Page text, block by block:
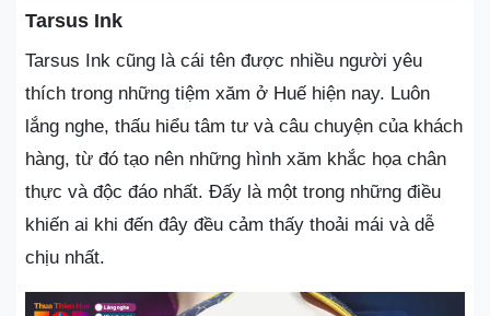
Tarsus Ink
Tarsus Ink cũng là cái tên được nhiều người yêu
thích trong những tiệm xăm ở Huế hiện nay. Luôn
lắng nghe, thấu hiểu tâm tư và câu chuyện của khách
hàng, từ đó tạo nên những hình xăm khắc họa chân
thực và độc đáo nhất. Đấy là một trong những điều
khiến ai khi đến đây đều cảm thấy thoải mái và dễ
chịu nhất.